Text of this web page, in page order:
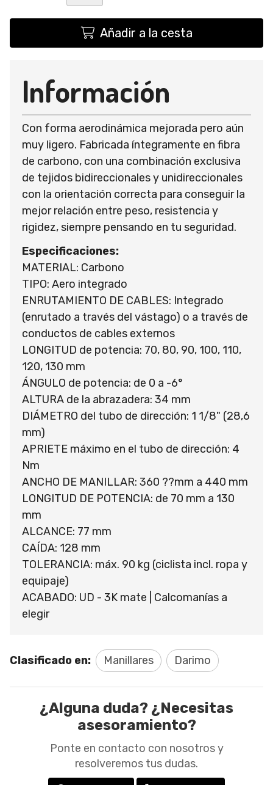
Añadir a la cesta
Información
Con forma aerodinámica mejorada pero aún
muy ligero. Fabricada íntegramente en fibra
de carbono, con una combinación exclusiva
de tejidos bidireccionales y unidireccionales
con la orientación correcta para conseguir la
mejor relación entre peso, resistencia y
rigidez, siempre pensando en tu seguridad.
Especificaciones:
MATERIAL: Carbono
TIPO: Aero integrado
ENRUTAMIENTO DE CABLES: Integrado
(enrutado a través del vástago) o a través de
conductos de cables externos
LONGITUD de potencia: 70, 80, 90, 100, 110,
120, 130 mm
ÁNGULO de potencia: de 0 a -6°
ALTURA de la abrazadera: 34 mm
DIÁMETRO del tubo de dirección: 1 1/8" (28,6
mm)
APRIETE máximo en el tubo de dirección: 4
Nm
ANCHO DE MANILLAR: 360 ??mm a 440 mm
LONGITUD DE POTENCIA: de 70 mm a 130
mm
ALCANCE: 77 mm
CAÍDA: 128 mm
TOLERANCIA: máx. 90 kg (ciclista incl. ropa y
equipaje)
ACABADO: UD - 3K mate | Calcomanías a
elegir
Clasificado en: Manillares Darimo
¿Alguna duda? ¿Necesitas
asesoramiento?
Ponte en contacto con nosotros y
resolveremos tus dudas.